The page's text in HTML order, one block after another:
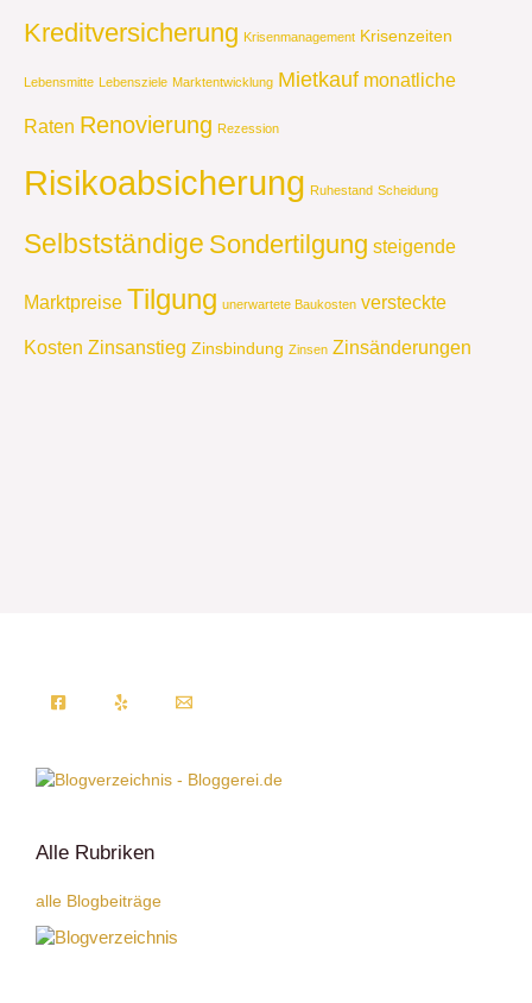
Kreditversicherung Krisenmanagement Krisenzeiten
Lebensmitte Lebensziele Marktentwicklung Mietkauf monatliche
Raten Renovierung Rezession
Risikoabsicherung Ruhestand Scheidung
Selbstständige Sondertilgung steigende
Marktpreise Tilgung unerwartete Baukosten versteckte
Kosten Zinsanstieg Zinsbindung Zinsen Zinsänderungen
Alle Rubriken
alle Blogbeiträge